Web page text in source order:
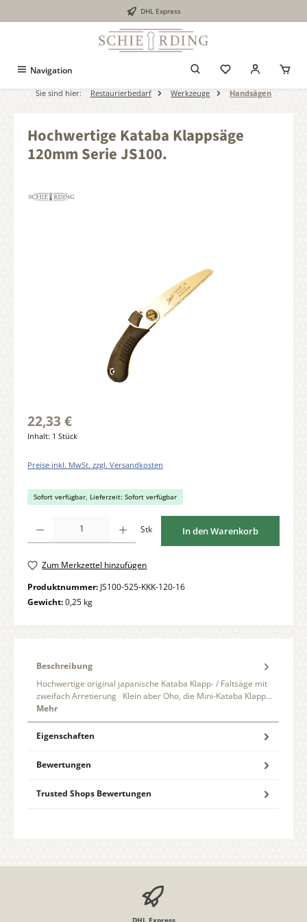
DHL Express
Navigation
Sie sind hier: Restaurierbedarf Werkzeuge Handsägen
Hochwertige Kataba Klappsäge
120mm Serie JS100.
22,33 €
Inhalt: 1 Stück
Preise inkl. MwSt. zzgl. Versandkosten
Sofort verfügbar, Lieferzeit: Sofort verfügbar
Stk In den Warenkorb
Zum Merkzettel hinzufügen
Produktnummer: JS100-525-KKK-120-16
Gewicht:0,25 kg
Beschreibung
Hochwertige original japanische Kataba Klapp- / Faltsäge mit
zweifach Arretierung Klein aber Oho, die Mini-Kataba Klapp…
Mehr
Eigenschaften
Bewertungen
Trusted Shops Bewertungen
DHL Express